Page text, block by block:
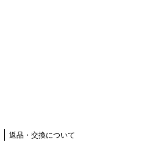
返品・交換について